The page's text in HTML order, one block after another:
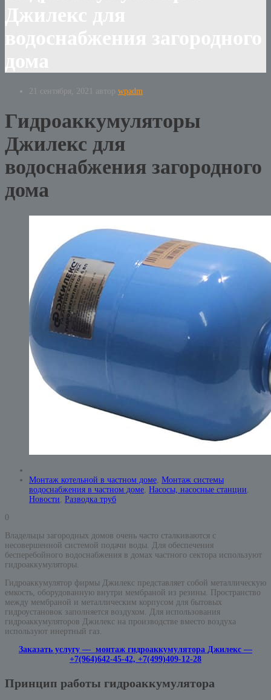
21 сентября, 2021 автор wpadm
Гидроаккумуляторы
Джилекс для
водоснабжения загородного
дома
Монтаж котельной в частном доме, Монтаж системы
водоснабжения в частном доме, Насосы, насосные станции,
Новости, Разводка труб
0
Владельцы загородных домов очень часто сталкиваются с
несовершенной системой подачи воды. Для обеспечения
бесперебойного водоснабжения в домах частного сектора используют
гидроаккумуляторы.
Гидроаккумулятор фирмы Джилекс представляет собой металлическую
емкость, оборудованную внутри мембраной из резины. Пространство
между мембраной и металлическим корпусом для бытовых
гидроустановок заполняется воздухом. Для использования
гидроаккумуляторов Джилекс на производстве вместо воздуха
используют инертный газ.
Заказать услугу — монтаж гидроаккумулятора Джилекс —
+7(964)642-45-42, +7(499)409-12-28
Принцип работы гидроаккумулятора